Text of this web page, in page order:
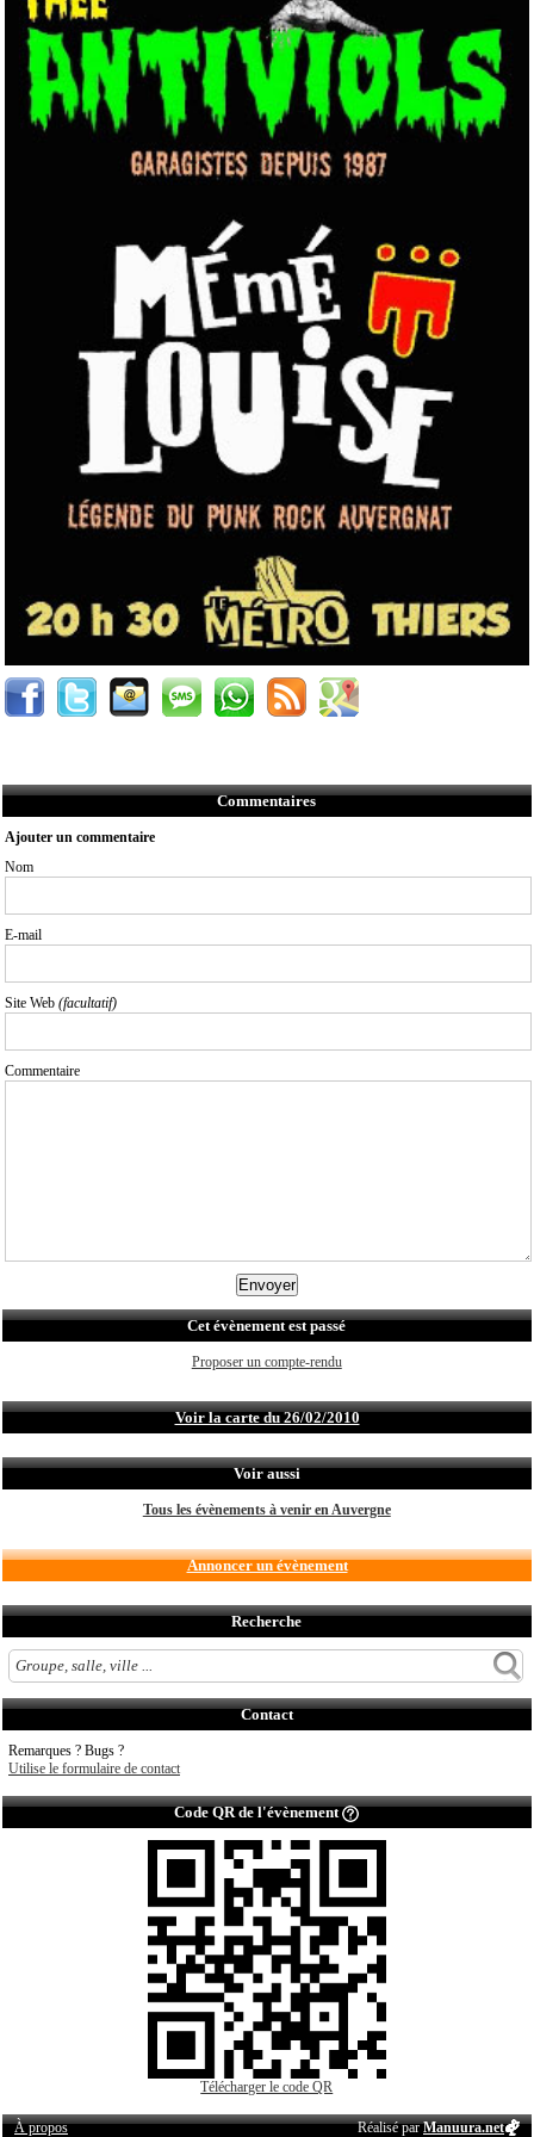
Commentaires
Ajouter un commentaire
Nom
E-mail
Site Web (facultatif)
Commentaire
Cet évènement est passé
Proposer un compte-rendu
Voir la carte du 26/02/2010
Voir aussi
Tous les évènements à venir en Auvergne
Annoncer un évènement
Recherche
Contact
Remarques ? Bugs ?
Utilise le formulaire de contact
Code QR de l'évènement
Télécharger le code QR
À propos Réalisé parManuura.net